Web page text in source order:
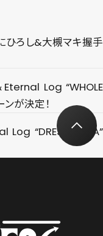
ひろし&大槻マキ握手
Log “WHOLE
が決定！
“DRESS ROSA”